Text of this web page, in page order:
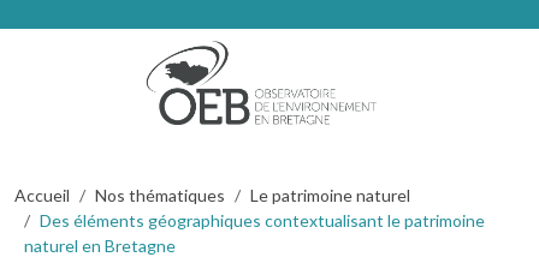
FIL D'ARIANE
Accueil Nos thématiques
Le patrimoine naturel
Des éléments géographiques contextualisant le patrimoine
naturel en Bretagne